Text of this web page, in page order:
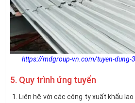
https://mdgroup-vn.com/tuyen-dung-
5. Quy trình ứng tuyển
Liên hệ với các công ty xuất khẩu